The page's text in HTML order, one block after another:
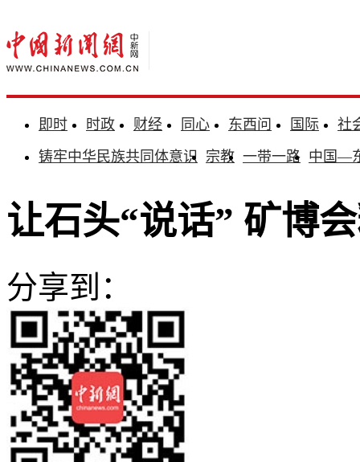
即时 时政 财经 同心 东西问 国际
社
铸牢中华民族共同体意识 宗教 一带一路 中国—
让石头“说话” 矿博
分享到：